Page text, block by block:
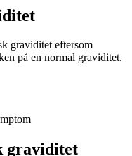
graviditet eftersom
på en normal graviditet.
graviditet